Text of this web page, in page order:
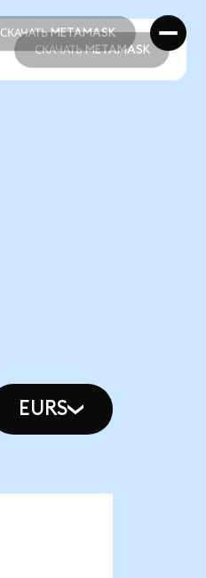
СКАЧАТЬ METAMASK
СКАЧАТЬ METAMASK
СКАЧАТЬ METAMASK
EURS